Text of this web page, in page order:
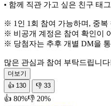
• 함께 직관 가고 싶은 친구 태그
※ 1인 1회 참여 가능하며, 중복
※ 비공개 계정은 참여 확인이
※ 당첨자는 추후 개별 DM을
많은 관심과 참여 부탁드립니다
더보기
👍 130 👎 33
👍 80%👎 20%